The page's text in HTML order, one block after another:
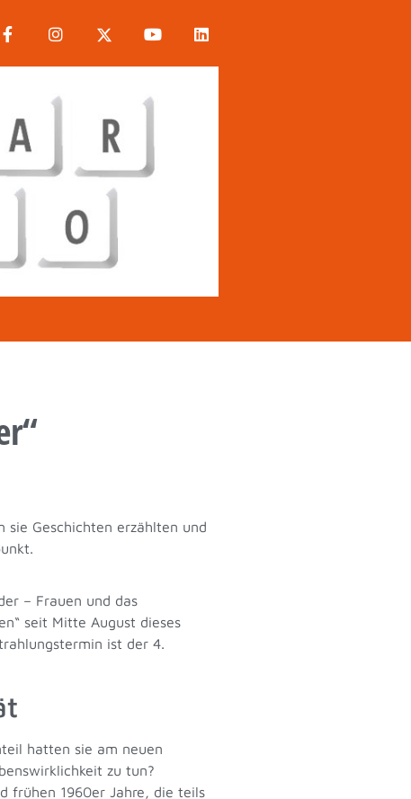
sie Geschichten erzählten und
– Frauen und das
seit Mitte August dieses
ist der 4.
hatten sie am neuen
zu tun?
frühen 1960er Jahre, die teils